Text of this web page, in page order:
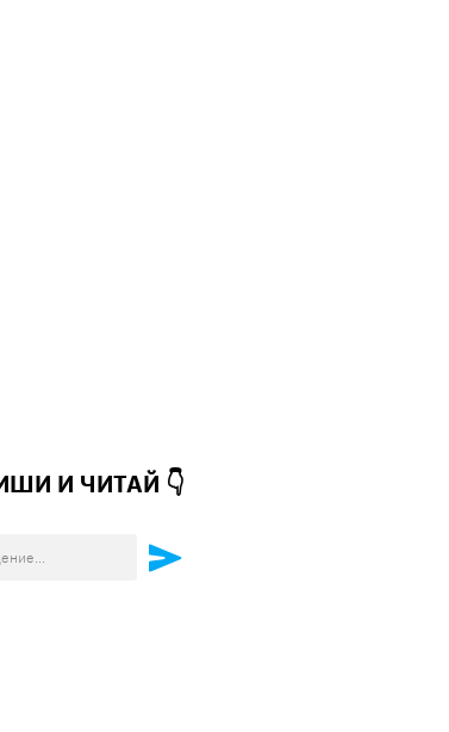
И ЧИТАЙ 👇